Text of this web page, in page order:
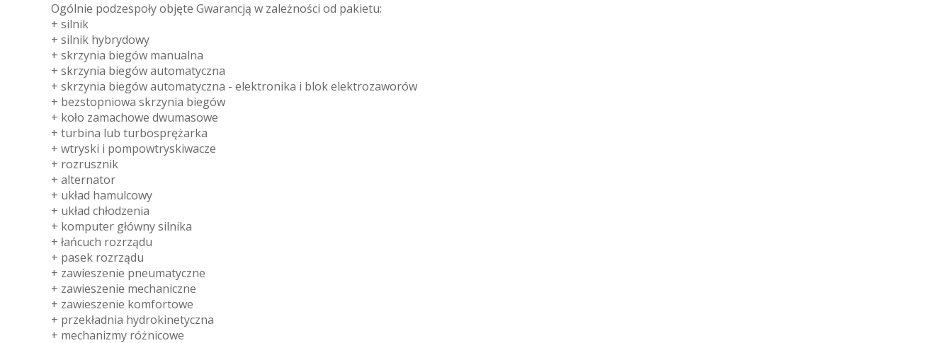
Ogólnie podzespoły objęte Gwarancją w zależności od pakietu:
+ silnik
+ silnik hybrydowy
+ skrzynia biegów manualna
+ skrzynia biegów automatyczna
+ skrzynia biegów automatyczna - elektronika i blok elektrozaworów
+ bezstopniowa skrzynia biegów
+ koło zamachowe dwumasowe
+ turbina lub turbosprężarka
+ wtryski i pompowtryskiwacze
+ rozrusznik
+ alternator
+ układ hamulcowy
+ układ chłodzenia
+ komputer główny silnika
+ łańcuch rozrządu
+ pasek rozrządu
+ zawieszenie pneumatyczne
+ zawieszenie mechaniczne
+ zawieszenie komfortowe
+ przekładnia hydrokinetyczna
+ mechanizmy różnicowe